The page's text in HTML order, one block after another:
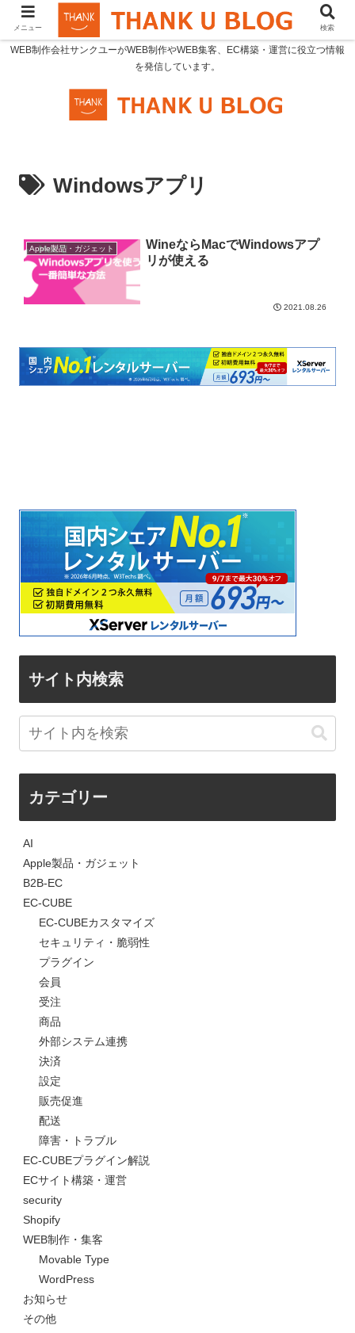
WEB制作会社サンクユーがWEB制作やWEB集客、EC構築・運営に役立つ情報
を発信しています。
Windowsアプリ
Apple製品・ガジェット
WineならMacでWindowsアプ
リが使える
2021.08.26
サイト内検索
カテゴリー
AI
Apple製品・ガジェット
B2B-EC
EC-CUBE
EC-CUBEカスタマイズ
セキュリティ・脆弱性
プラグイン
会員
受注
商品
外部システム連携
決済
設定
販売促進
配送
障害・トラブル
EC-CUBEプラグイン解説
ECサイト構築・運営
security
Shopify
WEB制作・集客
Movable Type
WordPress
お知らせ
その他
メニュー 検索